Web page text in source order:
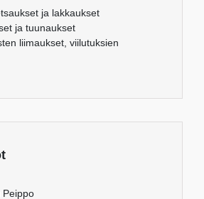
ja lakkaukset
ja tuunaukset
liimaukset, viilutuksien
Peippo